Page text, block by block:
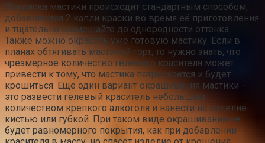
Покраска мастики происходит стандартным способом,
добавляются 2 капли краски во время её приготовления
и тщательно вымешайте до однородности оттенка.
Также можно окрасить уже готовую мастику. Если в
планах обтягивать мастикой торт, то нужно знать, что
чрезмерное количество гелевого красителя может
привести к тому, что мастика потрескается и будет
крошиться. Ещё один вариант окрашивания мастики –
это развести гелевый краситель небольшим
количеством крепкого алкоголя и нанести на изделие
кистью или губкой. При таком виде окрашивания не
будет равномерного покрытия, как при добавлении